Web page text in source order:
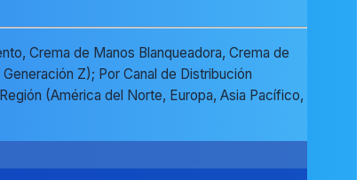
Crema de Manos Blanqueadora, Crema de
Z); Por Canal de Distribución
(América del Norte, Europa, Asia Pacífico,